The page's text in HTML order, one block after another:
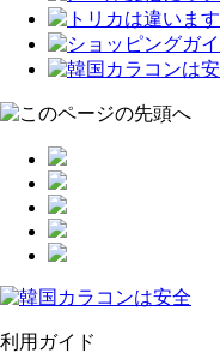
利用ガイド